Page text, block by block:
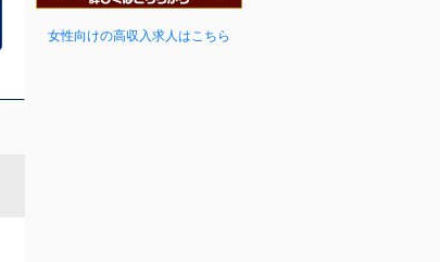
女性向けの高収入求人はこちら